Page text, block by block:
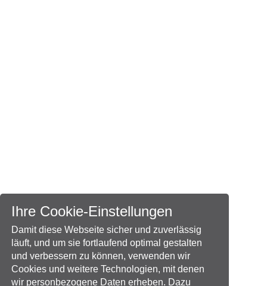
Ihre Cookie-Einstellungen
Damit diese Webseite sicher und zuverlässig
läuft, und um sie fortlaufend optimal gestalten
und verbessern zu können, verwenden wir
Cookies und weitere Technologien, mit denen
wir personbezogene Daten erheben. Dazu